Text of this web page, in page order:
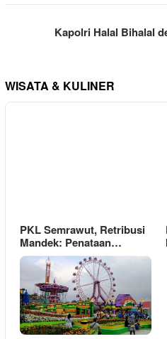
Kapolri Halal Bihalal
WISATA & KULINER
PKL Semrawut, Retribusi
Mandek: Penataan…